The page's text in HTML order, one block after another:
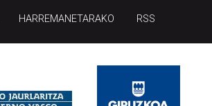
HARREMANETARAKO RSS